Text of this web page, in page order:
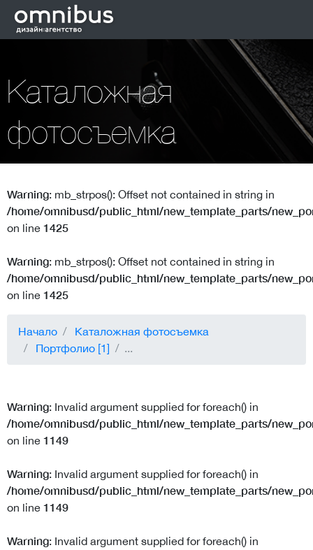
Каталожная
фотосъемка
Warning: mb_strpos(): Offset not contained in string in
/home/omnibusd/public_html/new_template_parts/
on line 1425
Warning: mb_strpos(): Offset not contained in string in
/home/omnibusd/public_html/new_template_parts/
on line 1425
Начало
Каталожная фотосъемка
Портфолио [1]
...
Warning: Invalid argument supplied for foreach() in
/home/omnibusd/public_html/new_template_parts/
on line 1149
Warning: Invalid argument supplied for foreach() in
/home/omnibusd/public_html/new_template_parts/
on line 1149
Warning: Invalid argument supplied for foreach() in